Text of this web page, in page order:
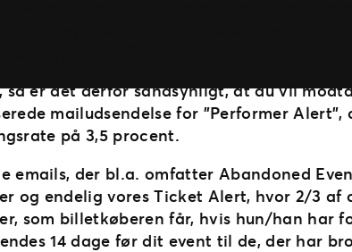
er det derfor sandsynligt, at du vil
mailudsendelse for ”Performer Alert”,
på 3,5 procent.
emails, der bl.a. omfatter Abandoned
og endelig vores Ticket Alert, hvor 2/3 af
som billetkøberen får, hvis hun/han har
14 dage før dit event til de, der har